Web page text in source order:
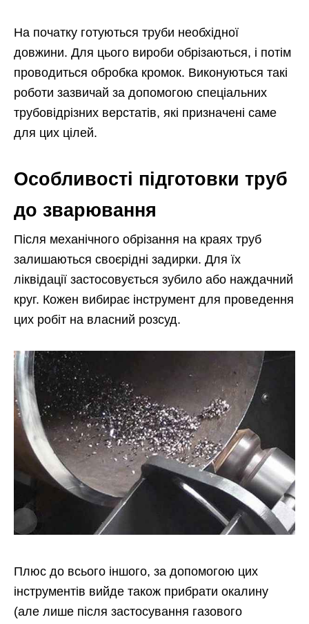
На початку готуються труби необхідної
довжини. Для цього вироби обрізаються, і потім
проводиться обробка кромок. Виконуються такі
роботи зазвичай за допомогою спеціальних
трубовідрізних верстатів, які призначені саме
для цих цілей.
Особливості підготовки труб
до зварювання
Після механічного обрізання на краях труб
залишаються своєрідні задирки. Для їх
ліквідації застосовується зубило або наждачний
круг. Кожен вибирає інструмент для проведення
цих робіт на власний розсуд.
Плюс до всього іншого, за допомогою цих
інструментів вийде також прибрати окалину
(але лише після застосування газового